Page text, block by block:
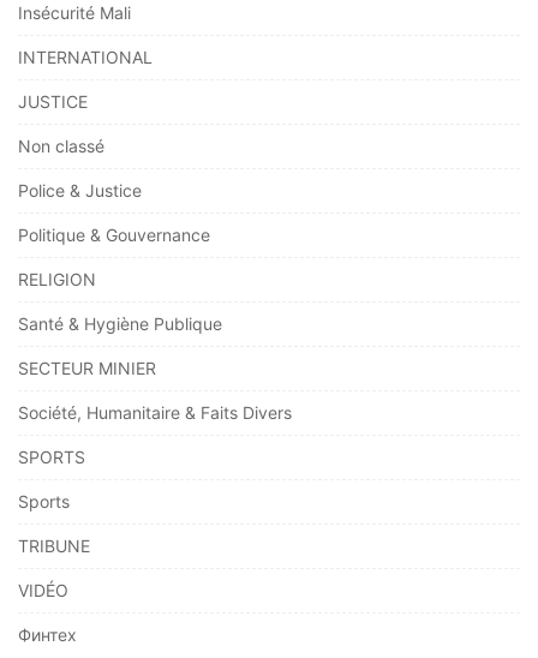
Insécurité Mali
INTERNATIONAL
JUSTICE
Non classé
Police & Justice
Politique & Gouvernance
RELIGION
Santé & Hygiène Publique
SECTEUR MINIER
Société, Humanitaire & Faits Divers
SPORTS
Sports
TRIBUNE
VIDÉO
Финтех